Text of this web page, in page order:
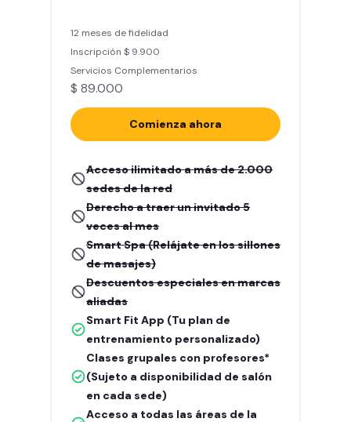
12 meses de fidelidad
Inscripción $ 9.900
Servicios Complementarios
$ 89.000
Comienza ahora
Acceso ilimitado a más de 2.000
sedes de la red
Derecho a traer un invitado 5
veces al mes
Smart Spa (Relájate en los sillones
de masajes)
Descuentos especiales en marcas
aliadas
Smart Fit App (Tu plan de
entrenamiento personalizado)
Clases grupales con profesores*
(Sujeto a disponibilidad de salón
en cada sede)
Acceso a todas las áreas de la